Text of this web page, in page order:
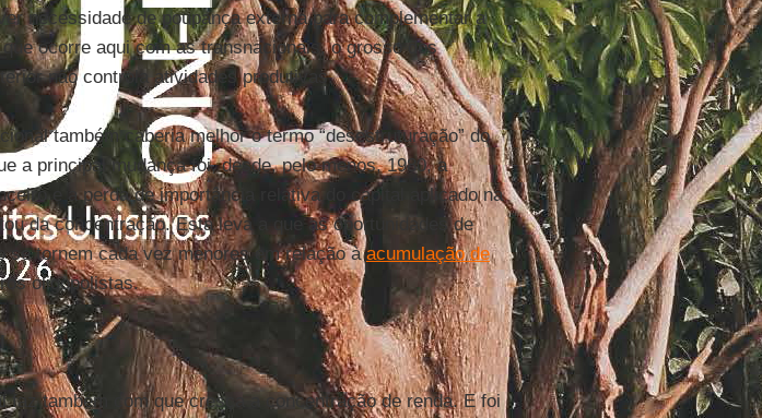
necessidade de poupança externa para complementar a
ocorre aqui com as transnacionais, o grosso dos
não controla atividades produtivas.
também caberia melhor o termo “desestruturação” do
a principal mudança foi, desde, pelo menos, 1980, a
e a perda de importância relativa do capital aplicado na
da concentração. Esta leva a que as oportunidades de
se tornem cada vez menores em relação àacumulação de
oligopolistas.
faz também com que cresça a concentração de renda. E foi